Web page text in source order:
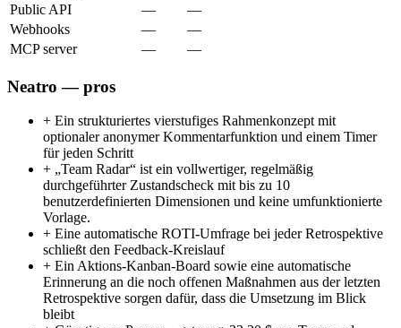
Public API
—
—
Webhooks
—
—
MCP server
— —
Neatro — pros
+ Ein strukturiertes vierstufiges Rahmenkonzept mit
optionaler anonymer Kommentarfunktion und einem Timer
für jeden Schritt
+ „Team Radar“ ist ein vollwertiger, regelmäßig
durchgeführter Zustandscheck mit bis zu 10
benutzerdefinierten Dimensionen und keine umfunktionierte
Vorlage.
+ Eine automatische ROTI-Umfrage bei jeder Retrospektive
schließt den Feedback-Kreislauf
+ Ein Aktions-Kanban-Board sowie eine automatische
Erinnerung an die noch offenen Maßnahmen aus der letzten
Retrospektive sorgen dafür, dass die Umsetzung im Blick
bleibt